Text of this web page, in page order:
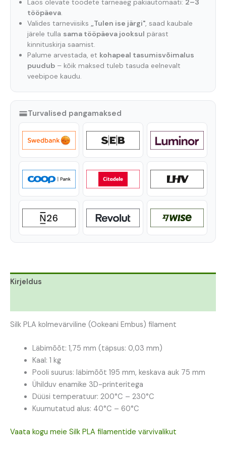
Laos olevate toodete tarneaeg pakiautomaati: 2–3
tööpäeva.
Valides tarneviisiks „Tulen ise järgi", saad kaubale
järele tulla sama tööpäeva jooksul pärast
kinnituskirja saamist.
Palume arvestada, et kohapeal tasumisvõimalus
puudub– kõik maksed tuleb tasuda eelnevalt
veebipoe kaudu.
Turvalised pangamaksed
Kirjeldus
Silk PLA kolmevärviline (Ookeani Embus) filament
Läbimõõt: 1,75 mm (täpsus: 0,03 mm)
Kaal: 1 kg
Pooli suurus: läbimõõt 195 mm, keskava auk 75 mm
Ühilduv enamike 3D-printeritega
Düüsi temperatuur: 200°C – 230°C
Kuumutatud alus: 40°C – 60°C
Vaata kogu meie Silk PLA filamentide värvivalikut